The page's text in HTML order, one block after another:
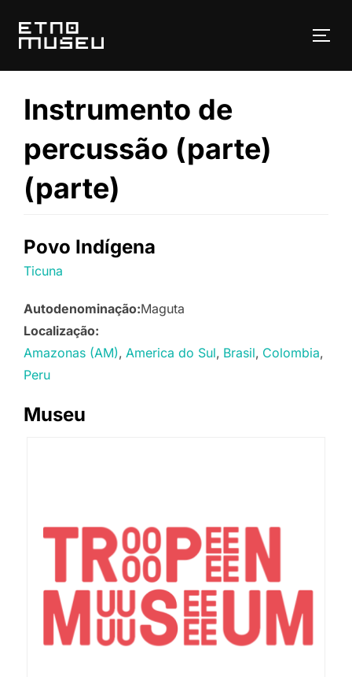
para
Instrumento de
percussão (parte)
(parte)
Povo Indígena
Ticuna
Autodenominação:Maguta
Localização:
Amazonas (AM) America do Sul Brasil Colombia
Peru
Museu